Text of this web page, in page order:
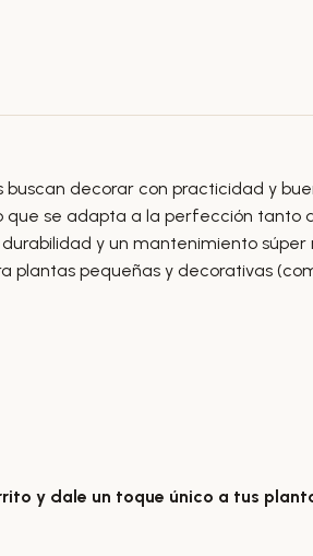
buscan decorar con practicidad y
se adapta a la perfección tanto
y un mantenimiento súper
plantas pequeñas y decorativas
y dale un toque único a tus